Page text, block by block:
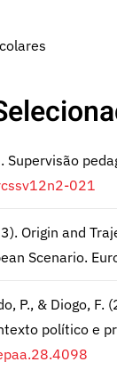
Supervisão
021
Origin and
Scenario.
P., & Diogo,
político e